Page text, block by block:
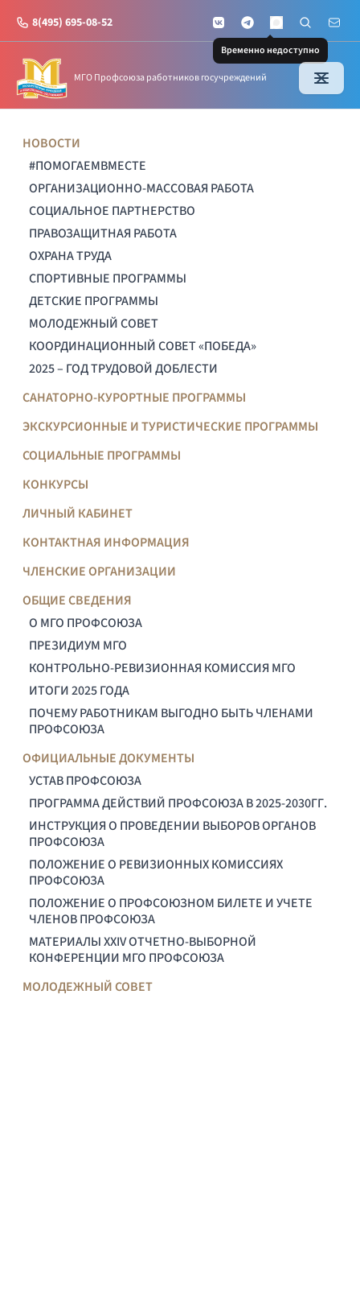
8(495) 695-08-52 VKontakteTelegramMAX
Временно недоступно
Поиск по
Почта
МГО Профсоюза работников госучреждений
НОВОСТИ
#ПОМОГАЕМВМЕСТЕ
ОРГАНИЗАЦИОННО-МАССОВАЯ РАБОТА
СОЦИАЛЬНОЕ ПАРТНЕРСТВО
ПРАВОЗАЩИТНАЯ РАБОТА
ОХРАНА ТРУДА
СПОРТИВНЫЕ ПРОГРАММЫ
ДЕТСКИЕ ПРОГРАММЫ
МОЛОДЕЖНЫЙ СОВЕТ
КООРДИНАЦИОННЫЙ СОВЕТ «ПОБЕДА»
2025 – ГОД ТРУДОВОЙ ДОБЛЕСТИ
САНАТОРНО-КУРОРТНЫЕ ПРОГРАММЫ
ЭКСКУРСИОННЫЕ И ТУРИСТИЧЕСКИЕ ПРОГРАММЫ
СОЦИАЛЬНЫЕ ПРОГРАММЫ
КОНКУРСЫ
ЛИЧНЫЙ КАБИНЕТ
КОНТАКТНАЯ ИНФОРМАЦИЯ
ЧЛЕНСКИЕ ОРГАНИЗАЦИИ
ОБЩИЕ СВЕДЕНИЯ
О МГО ПРОФСОЮЗА
ПРЕЗИДИУМ МГО
КОНТРОЛЬНО-РЕВИЗИОННАЯ КОМИССИЯ МГО
ИТОГИ 2025 ГОДА
ПОЧЕМУ РАБОТНИКАМ ВЫГОДНО БЫТЬ ЧЛЕНАМИ
ПРОФСОЮЗА
ОФИЦИАЛЬНЫЕ ДОКУМЕНТЫ
УСТАВ ПРОФСОЮЗА
ПРОГРАММА ДЕЙСТВИЙ ПРОФСОЮЗА В 2025-2030ГГ.
ИНСТРУКЦИЯ О ПРОВЕДЕНИИ ВЫБОРОВ ОРГАНОВ
ПРОФСОЮЗА
ПОЛОЖЕНИЕ О РЕВИЗИОННЫХ КОМИССИЯХ
ПРОФСОЮЗА
ПОЛОЖЕНИЕ О ПРОФСОЮЗНОМ БИЛЕТЕ И УЧЕТЕ
ЧЛЕНОВ ПРОФСОЮЗА
МАТЕРИАЛЫ XXIV ОТЧЕТНО-ВЫБОРНОЙ
КОНФЕРЕНЦИИ МГО ПРОФСОЮЗА
МОЛОДЕЖНЫЙ СОВЕТ